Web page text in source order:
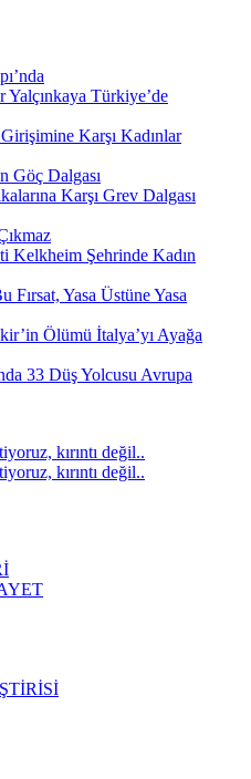
Türkiye’de
Karşı Kadınlar
Göç Dalgası
Karşı Grev Dalgası
Kelkheim Şehrinde Kadın
Fırsat, Yasa Üstüne Yasa
Ölümü İtalya’yı Ayağa
33 Düş Yolcusu Avrupa